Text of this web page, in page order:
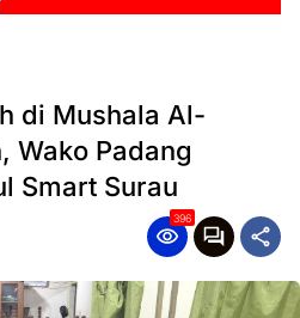
di Mushala Al-
Wako Padang
Smart Surau
396